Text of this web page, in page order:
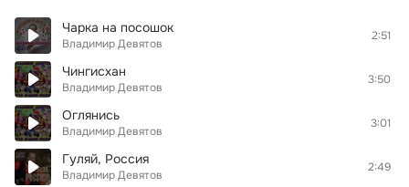
Чарка на посошок
Владимир Девятов
2:51
Чингисхан
Владимир Девятов
3:50
Оглянись
Владимир Девятов
3:01
Гуляй, Россия
Владимир Девятов
2:49